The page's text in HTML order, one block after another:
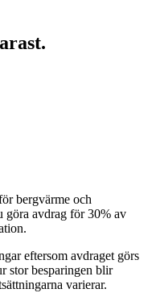
bergvärme och
göra avdrag för 30% av
eftersom avdraget görs
stor besparingen blir
varierar.